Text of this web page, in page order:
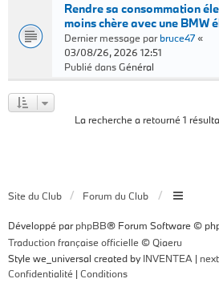
Rendre sa consommation
moins chère avec une BMW
Dernier message parbruce47«
03/08/26, 2026 12:51
Publié dansGénéral
La recherche a retourné 1
Site du Club Forum du Club
Développé parphpBB® Forum Software ©
Traduction française officielle ©Qiaeru
Style we_universal created byINVENTEA |
Confidentialité | Conditions